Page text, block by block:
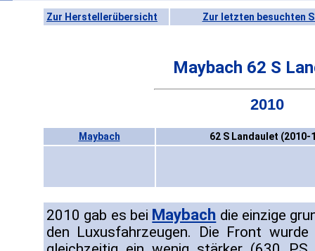
Zur Herstellerübersicht Zur letzten besuchten
Maybach 62 S
2010
Maybach 62 S Landaulet (2010-
2010 gab es bei Maybach die einzige
den Luxusfahrzeugen. Die Front